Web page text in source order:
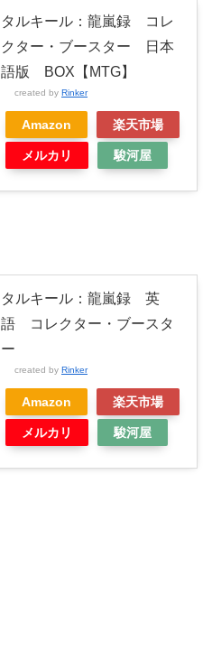
タルキール：龍嵐録 コレ
クター・ブースター 日本
語版 BOX【MTG】
created by Rinker
Amazon 楽天市場
メルカリ 駿河屋
タルキール：龍嵐録 英
語 コレクター・ブースタ
ー
created by Rinker
Amazon 楽天市場
メルカリ 駿河屋